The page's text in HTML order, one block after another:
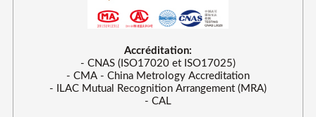
Accréditation:
- CNAS (ISO17020 et ISO17025)
- CMA - China Metrology Accreditation
- ILAC Mutual Recognition Arrangement (MRA)
- CAL